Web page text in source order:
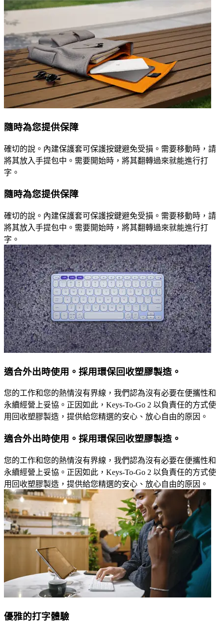
隨時為您提供保障
確切的說。內建保護套可保護按鍵避免受損。需要移動時，請
將其放入手提包中。需要開始時，將其翻轉過來就能進行打
字。
隨時為您提供保障
確切的說。內建保護套可保護按鍵避免受損。需要移動時，請
將其放入手提包中。需要開始時，將其翻轉過來就能進行打
字。
適合外出時使用。採用環保回收塑膠製造。
您的工作和您的熱情沒有界線，我們認為沒有必要在便攜性和
永續經營上妥協。正因如此，Keys-To-Go 2 以負責任的方式使
用回收塑膠製造，提供給您精選的安心、放心自由的原因。
適合外出時使用。採用環保回收塑膠製造。
您的工作和您的熱情沒有界線，我們認為沒有必要在便攜性和
永續經營上妥協。正因如此，Keys-To-Go 2 以負責任的方式使
用回收塑膠製造，提供給您精選的安心、放心自由的原因。
優雅的打字體驗